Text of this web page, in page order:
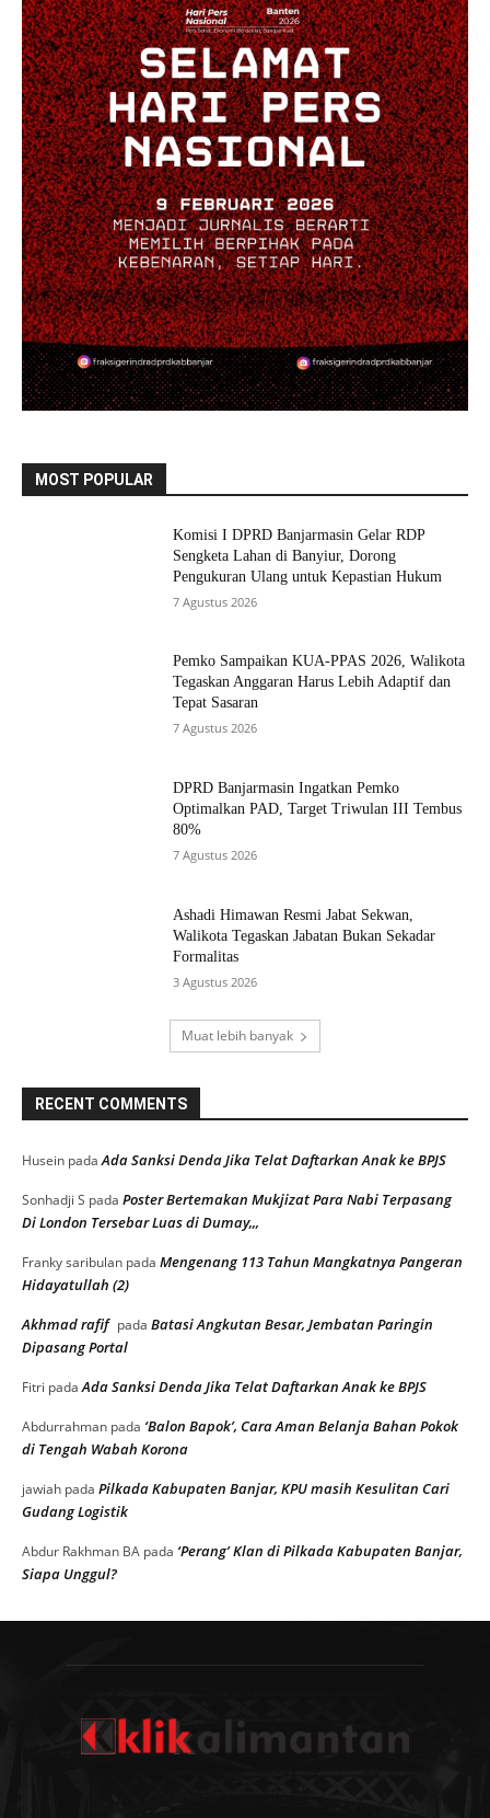
MOST POPULAR
Komisi I DPRD Banjarmasin Gelar RDP
Sengketa Lahan di Banyiur, Dorong
Pengukuran Ulang untuk Kepastian Hukum
7 Agustus 2026
Pemko Sampaikan KUA-PPAS 2026, Walikota
Tegaskan Anggaran Harus Lebih Adaptif dan
Tepat Sasaran
7 Agustus 2026
DPRD Banjarmasin Ingatkan Pemko
Optimalkan PAD, Target Triwulan III Tembus
80%
7 Agustus 2026
Ashadi Himawan Resmi Jabat Sekwan,
Walikota Tegaskan Jabatan Bukan Sekadar
Formalitas
3 Agustus 2026
Muat lebih banyak
RECENT COMMENTS
Husein padaAda Sanksi Denda Jika Telat Daftarkan Anak ke BPJS
Sonhadji S pada Poster Bertemakan Mukjizat Para Nabi Terpasang
Di London Tersebar Luas di Dumay,,,
Franky saribulan pada Mengenang 113 Tahun Mangkatnya Pangeran
Hidayatullah (2)
Akhmad rafif pada Batasi Angkutan Besar, Jembatan Paringin
Dipasang Portal
Fitri padaAda Sanksi Denda Jika Telat Daftarkan Anak ke BPJS
Abdurrahman pada ‘Balon Bapok’, Cara Aman Belanja Bahan Pokok
di Tengah Wabah Korona
jawiah pada Pilkada Kabupaten Banjar, KPU masih Kesulitan Cari
Gudang Logistik
Abdur Rakhman BA pada ‘Perang’ Klan di Pilkada Kabupaten Banjar,
Siapa Unggul?